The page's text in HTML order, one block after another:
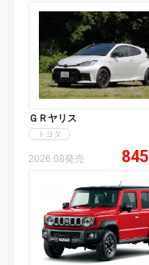
ＧＲヤリス
トヨタ
2026.08発売 845